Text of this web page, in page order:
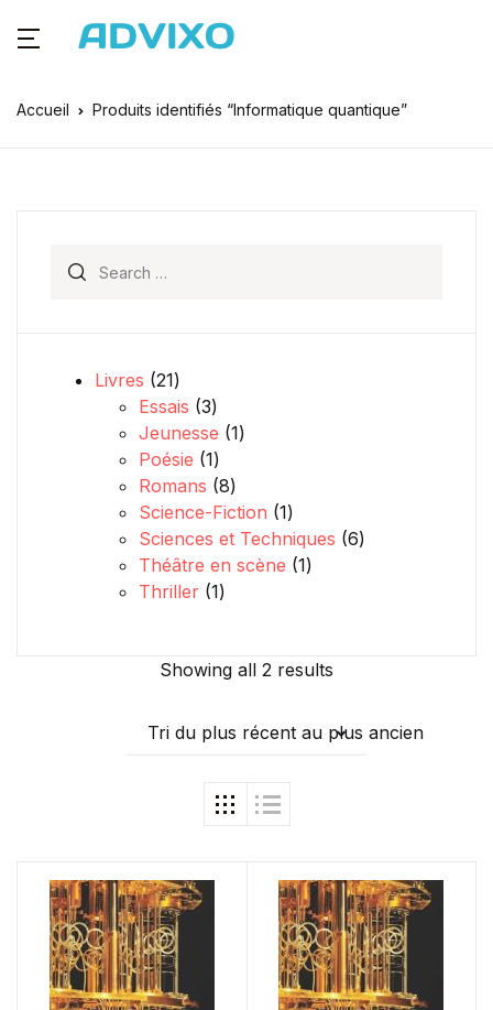
Accueil Produits identifiés “Informatique quantique”
Showing all 2 results
Tri du plus récent au plus ancien
Livres 2121 produits
Essais 33 produits
Jeunesse 11 produit
Poésie 11 produit
Romans 88 produits
Science-Fiction 11 produit
Sciences et Techniques 66 produits
Théâtre en scène 11 produit
Thriller 11 produit